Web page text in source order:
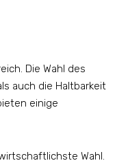
Die Wahl des
auch die Haltbarkeit
einige
Wahl.